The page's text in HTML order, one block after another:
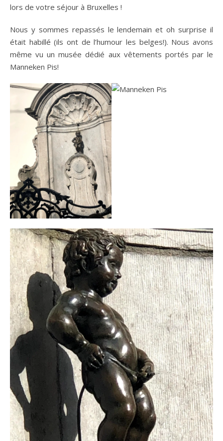
lors de votre séjour à Bruxelles !
Nous y sommes repassés le lendemain et oh surprise il
était habillé (ils ont de l’humour les belges!). Nous avons
même vu un musée dédié aux vêtements portés par le
Manneken Pis!